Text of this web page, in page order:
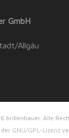
GmbH
Allgäu
brillenbauer. Alle
GNU/GPL-Lizenz